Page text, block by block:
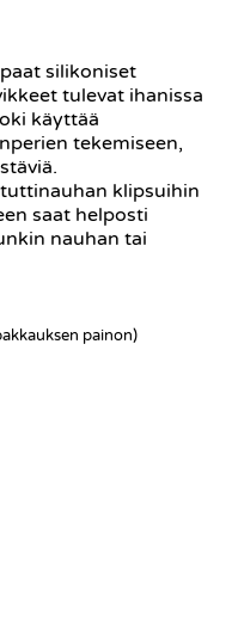
silikoniset
tulevat ihanissa
käyttää
tekemiseen,
klipsuihin
saat helposti
nauhan tai
painon)